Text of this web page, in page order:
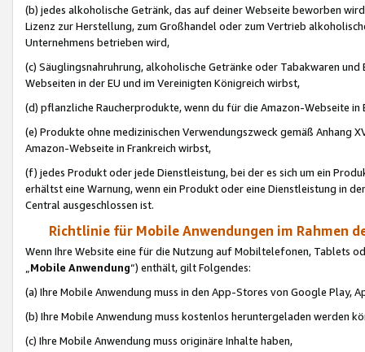
(b) jedes alkoholische Getränk, das auf deiner Webseite beworben
Lizenz zur Herstellung, zum Großhandel oder zum Vertrieb
Unternehmens betrieben wird,
(c) Säuglingsnahruhrung, alkoholische Getränke oder Tabakwaren
Webseiten in der EU und im Vereinigten Königreich wirbst,
(d) pflanzliche Raucherprodukte, wenn du für die Amazon-Webseite in
(e) Produkte ohne medizinischen Verwendungszweck gemäß Anhang
Amazon-Webseite in Frankreich wirbst,
(f) jedes Produkt oder jede Dienstleistung, bei der es sich um ein
erhältst eine Warnung, wenn ein Produkt oder eine Dienstleistung in
Central ausgeschlossen ist.
Richtlinie für Mobile Anwendungen im Rahmen
Wenn Ihre Website eine für die Nutzung auf Mobiltelefonen, Tablets
„Mobile Anwendung“) enthält, gilt Folgendes:
(a) Ihre Mobile Anwendung muss in den App-Stores von Google Play,
(b) Ihre Mobile Anwendung muss kostenlos heruntergeladen werden
(c) Ihre Mobile Anwendung muss originäre Inhalte haben,